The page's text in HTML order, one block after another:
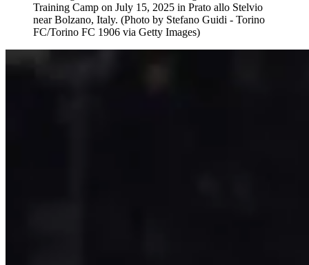
Training Camp on July 15, 2025 in Prato allo Stelvio
near Bolzano, Italy. (Photo by Stefano Guidi - Torino
FC/Torino FC 1906 via Getty Images)